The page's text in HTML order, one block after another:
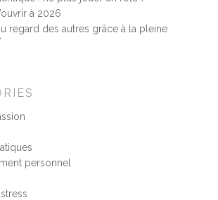
à 2026
regard des autres grâce à la pleine
personnel
Témoignages